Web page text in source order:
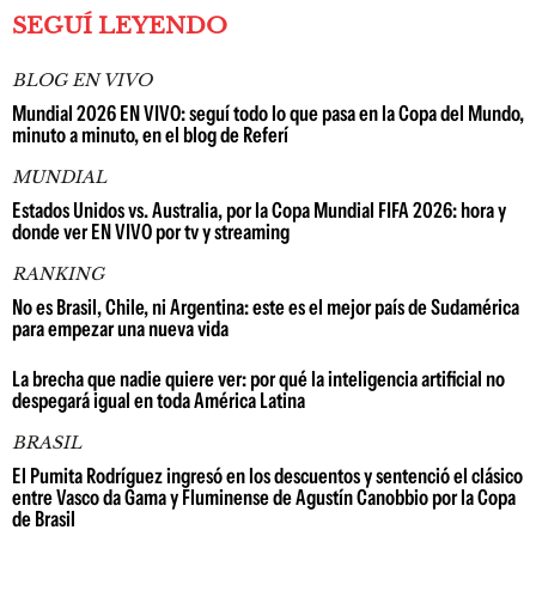
SEGUÍ LEYENDO
BLOG EN VIVO
Mundial 2026 EN VIVO: seguí todo lo que pasa en la Copa del Mundo,
minuto a minuto, en el blog de Referí
MUNDIAL
Estados Unidos vs. Australia, por la Copa Mundial FIFA 2026: hora y
donde ver EN VIVO por tv y streaming
RANKING
No es Brasil, Chile, ni Argentina: este es el mejor país de Sudamérica
para empezar una nueva vida
La brecha que nadie quiere ver: por qué la inteligencia artificial no
despegará igual en toda América Latina
BRASIL
El Pumita Rodríguez ingresó en los descuentos y sentenció el clásico
entre Vasco da Gama y Fluminense de Agustín Canobbio por la Copa
de Brasil